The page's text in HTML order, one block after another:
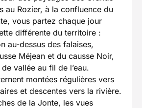
au Rozier, à la confluence du
vous partez chaque jour
différente du territoire :
au-dessus des falaises,
Méjean et du causse Noir,
vallée au fil de l’eau.
montées régulières vers
et descentes vers la rivière.
de la Jonte, les vues